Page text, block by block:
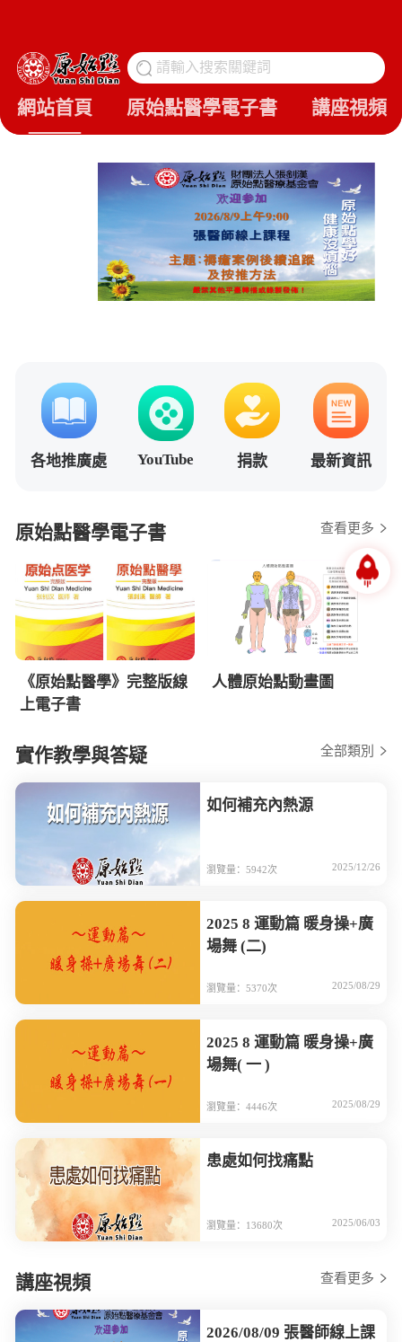
請輸入搜索關鍵詞
網站首頁 原始點醫學電子書 講座視頻
各地推廣處 YouTube 捐款 最新資訊
原始點醫學電子書 查看更多
《原始點醫學》完整版線
上電子書
人體原始點動畫圖
實作教學與答疑 全部類別
如何補充內熱源
瀏覽量：5942次 2025/12/26
2025 8 運動篇 暖身操+廣
場舞 (二)
瀏覽量：5370次 2025/08/29
2025 8 運動篇 暖身操+廣
場舞( 一 )
瀏覽量：4446次 2025/08/29
患處如何找痛點
瀏覽量：13680次 2025/06/03
講座視頻 查看更多
2026/08/09 張醫師線上課